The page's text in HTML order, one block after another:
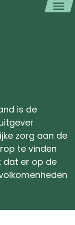
is de
zorg aan de
te vinden
dat er op de